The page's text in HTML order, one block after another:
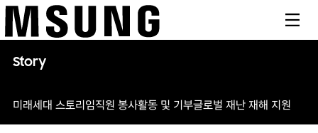
Story
미래세대 스토리임직원 봉사활동 및 기부글로벌 재난 재해 지원